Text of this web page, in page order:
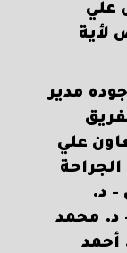
علي
لأية
مدير
علي
- د.
د. محمد
أحمد